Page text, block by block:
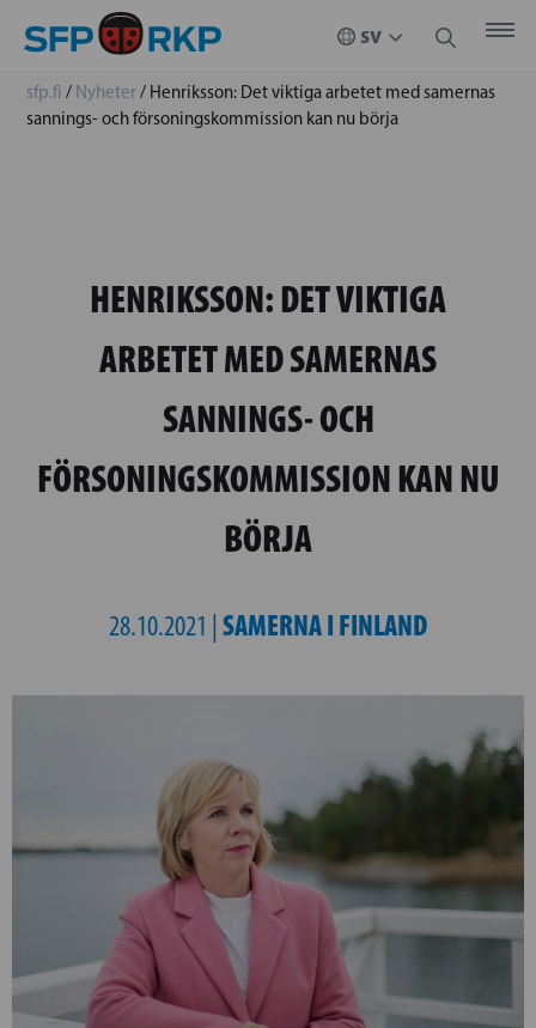
sfp.fi / Nyheter/ Henriksson: Det viktiga arbetet med samernas
sannings- och försoningskommission kan nu börja
HENRIKSSON: DET VIKTIGA
ARBETET MED SAMERNAS
SANNINGS- OCH
FÖRSONINGSKOMMISSION KAN NU
BÖRJA
28.10.2021 | SAMERNA I FINLAND